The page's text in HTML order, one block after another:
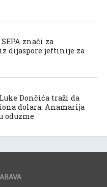
znači za
dijaspore jeftinije za
Dončića traži da
dolara: Anamarija
oduzme